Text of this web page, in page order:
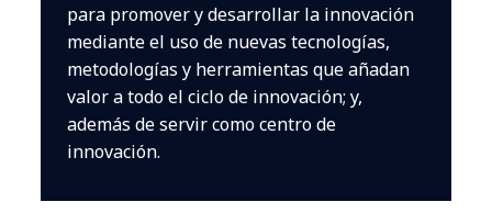
para promover y desarrollar la innovación
mediante el uso de nuevas tecnologías,
metodologías y herramientas que añadan
valor a todo el ciclo de innovación; y,
además de servir como centro de
innovación.